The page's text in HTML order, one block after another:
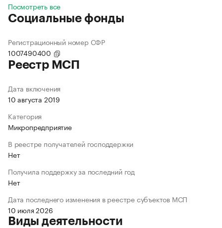
Посмотреть все
Социальные фонды
Регистрационный номер СФР
1007490400
Реестр МСП
Дата включения
10 августа 2019
Категория
Микропредприятие
В реестре получателей господдержки
Нет
Получила поддержку за последний год
Нет
Дата последнего изменения в реестре субъектов МСП
10 июля 2026
Виды деятельности